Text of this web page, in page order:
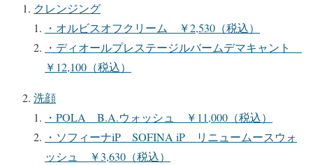
クレンジング
・オルビスオフクリーム ￥2,530（税込）
・ディオールプレステージルバームデマキャント
￥12,100（税込）
洗顔
・POLA B.A.ウォッシュ ￥11,000（税込）
・ソフィーナiP SOFINA iP リニュームースウォ
ッシュ ￥3,630（税込）